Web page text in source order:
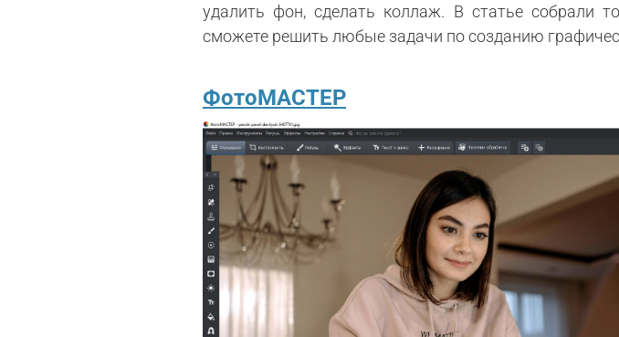
удалить фон, сделать коллаж. В статье собрали
сможете решить любые задачи по созданию
ФотоМАСТЕР